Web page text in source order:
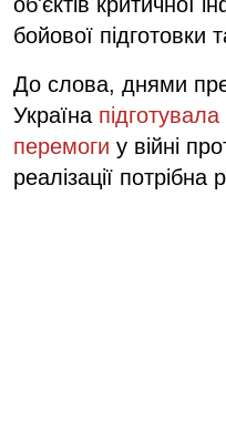
бойової підготовки
До слова, днями
Україна
перемоги у війні
реалізації потрібна